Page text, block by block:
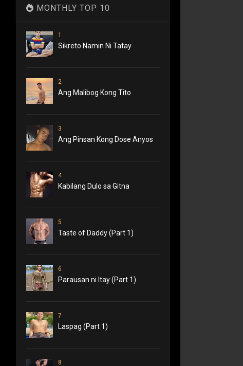
MONTHLY TOP 10
1
Sikreto Namin Ni Tatay
2
Ang Malibog Kong Tito
3
Ang Pinsan Kong Dose Anyos
4
Kabilang Dulo sa Gitna
5
Taste of Daddy (Part 1)
6
Parausan ni Itay (Part 1)
7
Laspag (Part 1)
8